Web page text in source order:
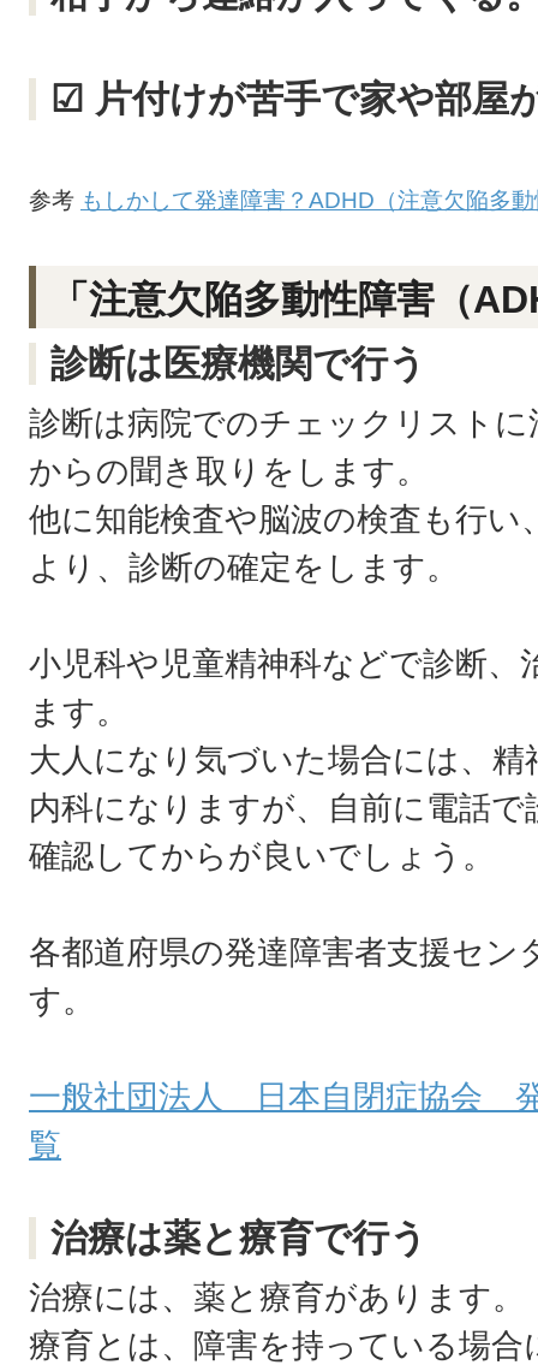
☑ 片付けが苦手で家や部屋
参考 もしかして発達障害？ADHD（注意欠陥多
「注意欠陥多動性障害（
診断は医療機関で行う
診断は病院でのチェックリスト
からの聞き取りをします。
他に知能検査や脳波の検査も行い
より、診断の確定をします。
小児科や児童精神科などで診断、
ます。
大人になり気づいた場合には、精
内科になりますが、自前に電話
確認してからが良いでしょう。
各都道府県の発達障害者支援セン
す。
一般社団法人 日本自閉症協会
覧
治療は薬と療育で行う
治療には、薬と療育があります。
療育とは、障害を持っている場